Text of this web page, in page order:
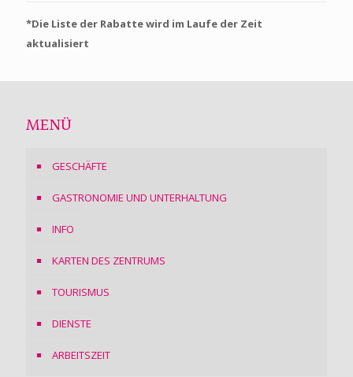
*Die Liste der Rabatte wird im Laufe der Zeit
aktualisiert
MENÜ
GESCHÄFTE
GASTRONOMIE UND UNTERHALTUNG
INFO
KARTEN DES ZENTRUMS
TOURISMUS
DIENSTE
ARBEITSZEIT